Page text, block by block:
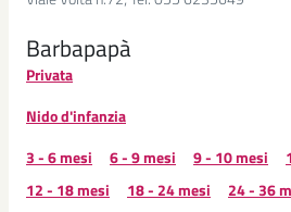
Barbapapà
Privata
Nido d'infanzia
3 - 6 mesi
6 - 9 mesi 9 - 10 mesi
12 - 18 mesi
18 - 24 mesi 24 - 36